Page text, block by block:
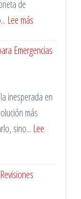
de
Lee más
Mecánico
para
Vehículos
de
Emergencias
inesperada en
más
sino... Lee